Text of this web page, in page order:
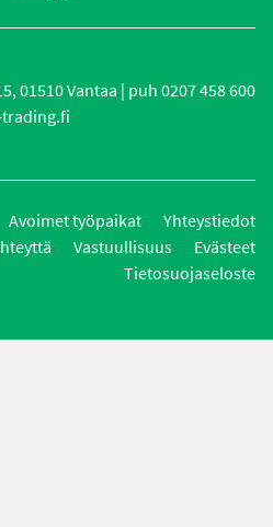
01510 Vantaa | puh 0207 458 600
trading.fi
Avoimet työpaikat
Yhteystiedot
Vastuullisuus
Evästeet
Tietosuojaseloste